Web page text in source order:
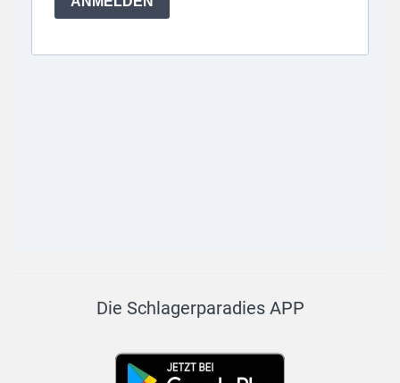
Die Schlagerparadies APP